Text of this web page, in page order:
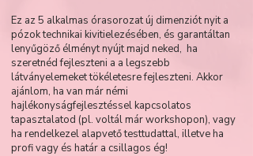
Ez az 5 alkalmas órasorozat új dimenziót nyit a
pózok technikai kivitielezésében, és garantáltan
lenyűgöző élményt nyújt majd neked, ha
szeretnéd fejleszteni a a legszebb
látványelemeket tökéletesre fejleszteni. Akkor
ajánlom, ha van már némi
hajlékonyságfejlesztéssel kapcsolatos
tapasztalatod (pl. voltál már workshopon), vagy
ha rendelkezel alapvető testtudattal, illetve ha
profi vagy és határ a csillagos ég!